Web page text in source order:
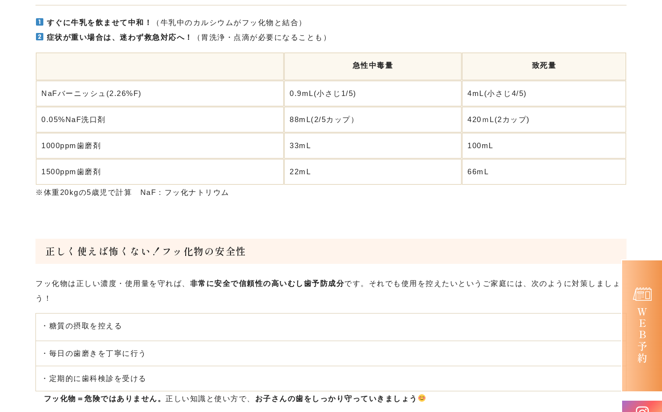
ＷＥＢ予約
すぐに牛乳を飲ませて中和！
（牛乳中のカルシウムがフッ化物と結合）
症状が重い場合は、迷わず救急対応へ！
（胃洗浄・点滴が必要になることも）
急性中毒量 致死量
NaFバーニッシュ(2.26%F) 0.9mL(小さじ1/5) 4mL(小さじ4/5)
0.05%NaF洗口剤 88mL(2/5カップ） 420ｍL(2カップ)
1000ppm歯磨剤 33mL 100mL
1500ppm歯磨剤 22mL 66mL
※体重20kgの5歳児で計算 NaF：フッ化ナトリウム
正しく使えば怖くない！フッ化物の安全性
フッ化物は正しい濃度・使用量を守れば、 非常に安全で信頼性の高いむし歯予防成分です。それでも使用を控えたいというご家庭には、次のように対策しましょ
う！
・糖質の摂取を控える
・毎日の歯磨きを丁寧に行う
・定期的に歯科検診を受ける
フッ化物＝危険ではありません。 正しい知識と使い方で、 お子さんの歯をしっかり守っていきましょう